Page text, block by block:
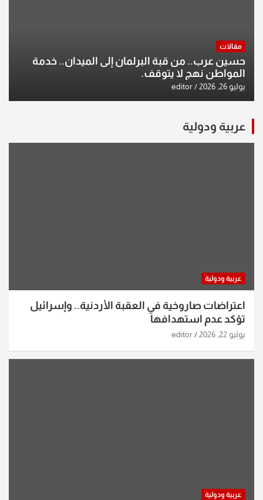
مقالات
حسين عرب.. من قبة البرلمان إلى الميدان.. خدمة
المواطن نهج لا يتوقف.
يوليو 26, 2026 editor
عربية ودولية
عربية ودولية
اعتراضات صاروخية في العقبة الأردنية.. وإسرائيل
تؤكد عدم استهدافها
يوليو 22, 2026 editor
عربية ودولية